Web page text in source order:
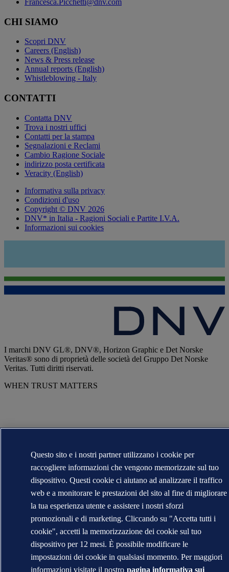
Francesca.Picchetti@dnv.com
CHI SIAMO
Scopri DNV
Careers (English)
News & Press release
Annual reports (English)
Whistleblowing - Italy
CONTATTI
Contatta DNV
Trova i nostri uffici
Contatti per la stampa
Segnalazioni e Reclami
Cambio Ragione Sociale
indirizzo posta certificata
Veracity (English)
Informativa sulla privacy
Condizioni d'uso
Copyright © DNV 2026
DNV* in Italia - Ragioni Sociali e Partite I.V.A.
Informazioni sui cookies
I marchi DNV GL®, DNV®, Horizon Graphic e Det Norske
Veritas® sono di proprietà delle società del Gruppo Det Norske
Veritas. Tutti diritti riservati.
WHEN TRUST MATTERS
Questo sito e i nostri partner utilizzano i cookie per
raccogliere informazioni che vengono memorizzate sul tuo
dispositivo. Questi cookie ci aiutano ad analizzare il traffico
web e a monitorare le prestazioni del sito al fine di migliorare
la tua esperienza utente e assistere i nostri sforzi
promozionali e di marketing. Cliccando su "Accetta tutti i
cookie", accetti la memorizzazione dei cookie sul tuo
dispositivo per 12 mesi. È possibile modificare le
impostazioni dei cookie in qualsiasi momento. Per maggiori
informazioni visitate il nostro pagina informativa sui